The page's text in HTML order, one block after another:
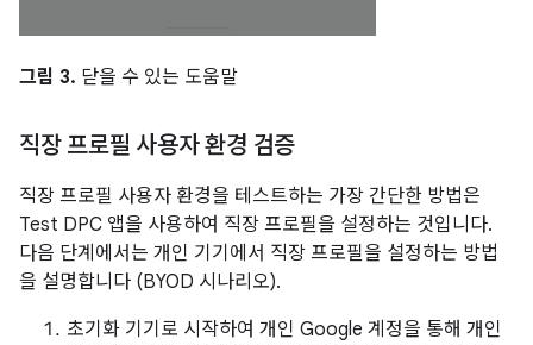
그림 3. 닫을 수 있는 도움말
직장 프로필 사용자 환경 검증
직장 프로필 사용자 환경을 테스트하는 가장 간단한 방법은
Test DPC 앱을 사용하여 직장 프로필을 설정하는 것입니다.
다음 단계에서는 개인 기기에서 직장 프로필을 설정하는 방법
을 설명합니다 (BYOD 시나리오).
초기화 기기로 시작하여 개인 Google 계정을 통해 개인